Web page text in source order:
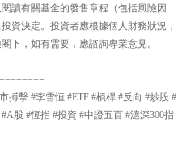
讀有關基金的發售章程（包括風險因
資決定。投資者應根據個人財務狀況，
下，如有需要，應諮詢專業意見。
搏擊 #李雪恒 #ETF #槓桿 #反向 #炒股 #
股 #恆指 #投資 #中證五百 #滬深300指